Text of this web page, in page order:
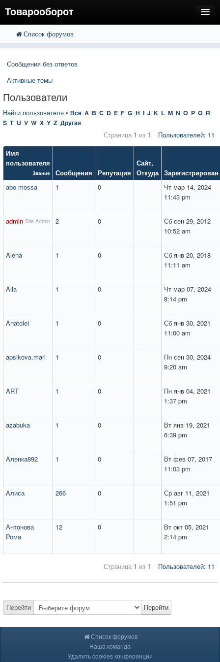
Товарооборот
FAQ
Вход
Расширенный поиск
Список форумов
Сообщения без ответов
Активные темы
Пользователи
Найти пользователя • Все A B C D E F G H I J K L M N O P Q R
S T U V W X Y Z Другая
Пользователей: 11
Страница 1 из 1
Имя
пользователя
Звание Сообщения Репутация
Сайт,
Откуда Зарегистрирован
abo mossa
1 0
Чт мар 14, 2024
11:43 pm
admin Site Admin 2 0
Сб сен 29, 2012
10:52 am
Alena 1 0
Сб янв 20, 2018
11:11 am
Alla 1 0
Чт мар 07, 2024
8:14 pm
Anatolei 1 0
Сб янв 30, 2021
11:00 am
apsikova.mari 1 0
Пн сен 30, 2024
9:20 am
ART 1 0
Пн янв 04, 2021
1:37 pm
azabuka 1 0
Вт янв 19, 2021
6:39 pm
Аленка892 1 0
Вт фев 07, 2017
11:03 pm
Алиса 266 0
Ср авг 11, 2021
1:51 pm
Антонова
Рома
12 0
Вт окт 05, 2021
2:14 pm
Пользователей: 11
Страница 1 из 1
Перейти Перейти
Список форумов
Наша команда
Удалить cookies конференции